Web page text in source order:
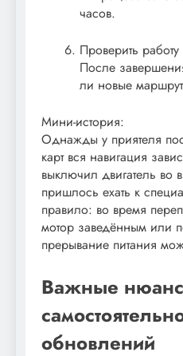
часов.
Проверить
После
ли новые
Мини-история:
Однажды у приятеля
карт вся навигация
выключил двигатель
пришлось ехать к
правило: во время
мотор заведённым или
прерывание питания
Важные
обновлений